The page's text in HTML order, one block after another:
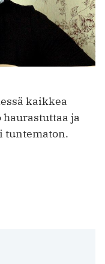
kaikkea
ja
tuntematon.